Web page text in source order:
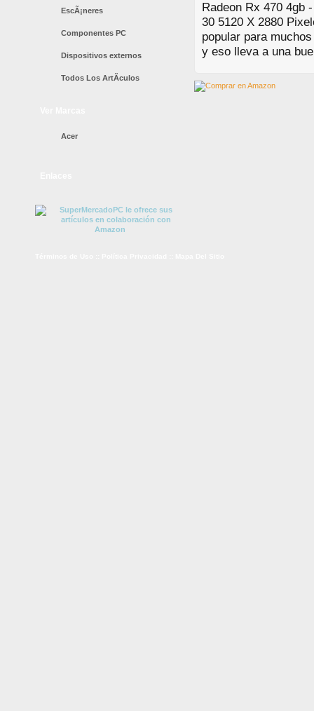
EscÃ¡neres
Componentes PC
Dispositivos externos
Todos Los ArtÃ­culos
Acer
Radeon Rx 470 4gb
30 5120 X 2880
popular para
y eso lleva a una